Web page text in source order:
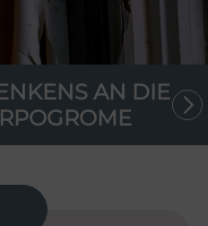
AN DIE